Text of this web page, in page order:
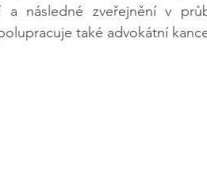
následné zveřejnění v
také advokátní